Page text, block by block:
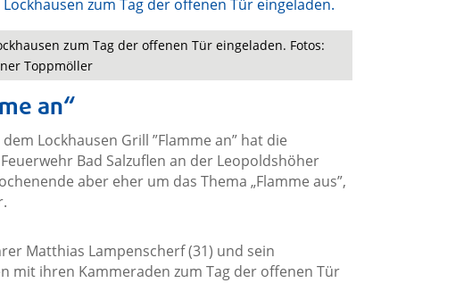
zum Tag der offenen Tür eingeladen. Fotos:
Toppmöller
an“
Lockhausen Grill ”Flamme an” hat die
Bad Salzuflen an der Leopoldshöher
aber eher um das Thema „Flamme aus”,
Matthias Lampenscherf (31) und sein
mit ihren Kammeraden zum Tag der offenen Tür